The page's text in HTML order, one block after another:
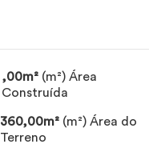
,00m²(m²) Área
Construída
360,00m² (m²) Área do
Terreno